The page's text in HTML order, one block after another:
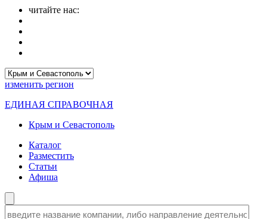
читайте нас:
изменить регион
ЕДИНАЯ СПРАВОЧНАЯ
Крым и Севастополь
Каталог
Разместить
Статьи
Афиша